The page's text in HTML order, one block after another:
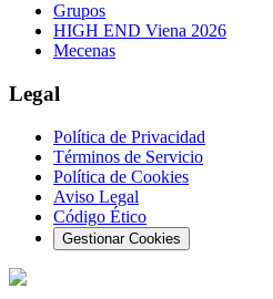
Grupos
HIGH END Viena 2026
Mecenas
Legal
Política de Privacidad
Términos de Servicio
Política de Cookies
Aviso Legal
Código Ético
Gestionar Cookies